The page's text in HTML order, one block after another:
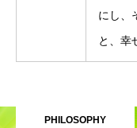
にし、
と、幸
PHILOSOPHY